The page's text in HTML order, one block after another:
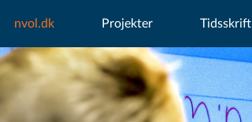
nvol.dk Projekter Tidsskrift